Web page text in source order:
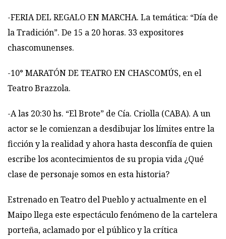
-FERIA DEL REGALO EN MARCHA. La temática: “Día de
la Tradición”. De 15 a 20 horas. 33 expositores
chascomunenses.
-10° MARATÓN DE TEATRO EN CHASCOMÚS, en el
Teatro Brazzola.
-A las 20:30 hs. “El Brote” de Cía. Criolla (CABA). A un
actor se le comienzan a desdibujar los límites entre la
ficción y la realidad y ahora hasta desconfía de quien
escribe los acontecimientos de su propia vida ¿Qué
clase de personaje somos en esta historia?
Estrenado en Teatro del Pueblo y actualmente en el
Maipo llega este espectáculo fenómeno de la cartelera
porteña, aclamado por el público y la crítica